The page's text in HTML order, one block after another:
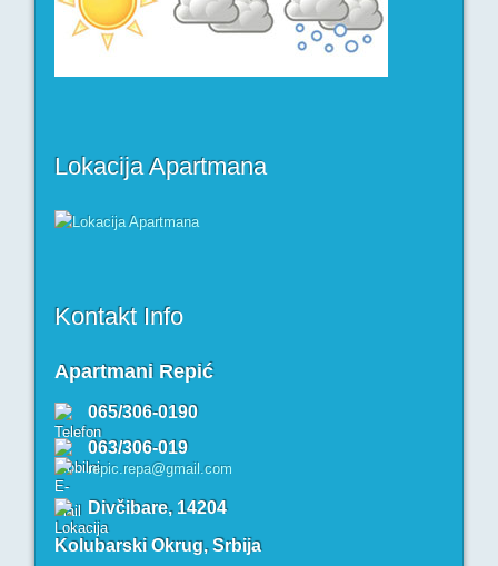
Lokacija Apartmana
Kontakt Info
Apartmani Repić
065/306-0190
063/306-019
repic.repa@gmail.com
Divčibare, 14204
Kolubarski Okrug, Srbija